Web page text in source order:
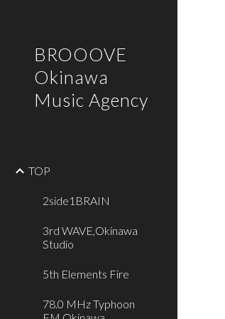
BROOOVE
Okinawa
Music Agency
TOP
2side1BRAIN
3rd WAVE,Okinawa
Studio
5th Elements Fire
78.0 MHz Typhoon